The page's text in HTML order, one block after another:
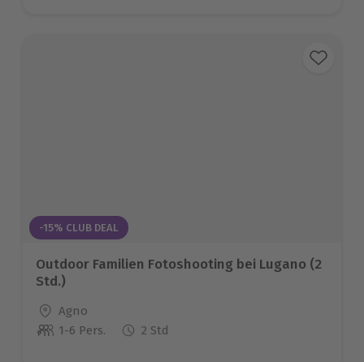
-15% CLUB DEAL
Outdoor Familien Fotoshooting bei Lugano (2
Std.)
Standort
Agno
Anzahl der Teilnehmer
1-6 Pers. 2 Std